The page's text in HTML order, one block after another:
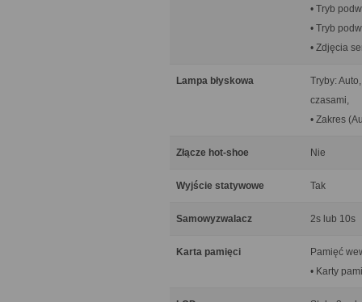
• Tryb
• Tryb
• Zdjęcia
Lampa błyskowa
Tryby:
czasami,
• Zakres
Złącze hot-shoe Nie
Wyjście statywowe Tak
Samowyzwalacz 2s lub 10s
Karta pamięci
Pamięć
• Karty